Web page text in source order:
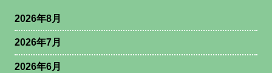
2026年8月
2026年7月
2026年6月